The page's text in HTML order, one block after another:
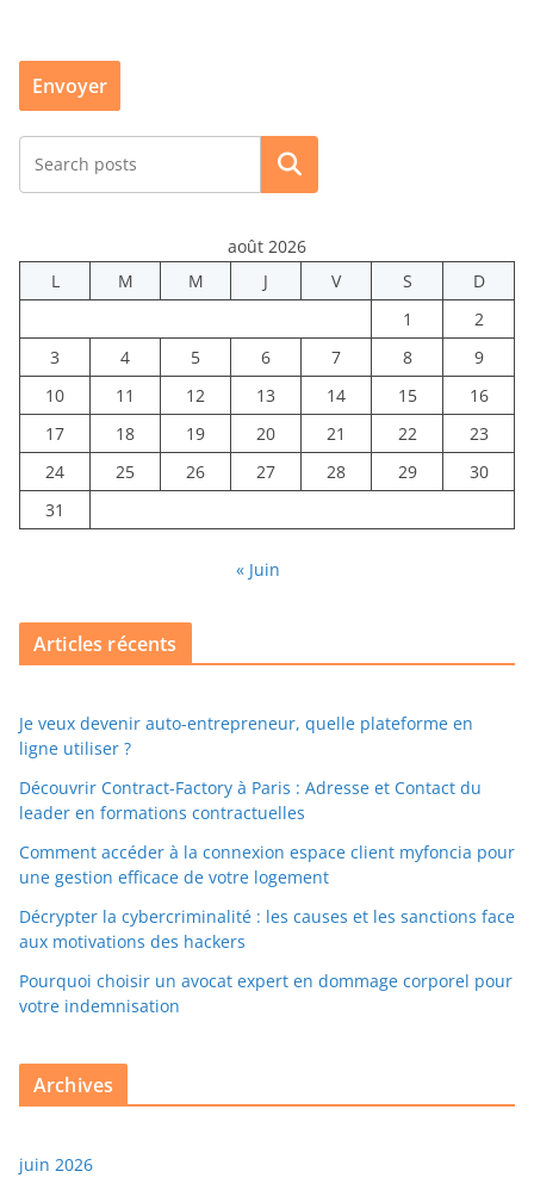
Rechercher
août 2026
L
M M J V S
D
1
2
3
4 5 6 7 8
9
10
11 12 13 14 15
16
17
18 19 20 21 22
23
24
25 26 27 28 29
30
31
« Juin
Articles récents
Je veux devenir auto-entrepreneur, quelle plateforme en
ligne utiliser ?
Découvrir Contract-Factory à Paris : Adresse et Contact du
leader en formations contractuelles
Comment accéder à la connexion espace client myfoncia pour
une gestion efficace de votre logement
Décrypter la cybercriminalité : les causes et les sanctions face
aux motivations des hackers
Pourquoi choisir un avocat expert en dommage corporel pour
votre indemnisation
Archives
juin 2026